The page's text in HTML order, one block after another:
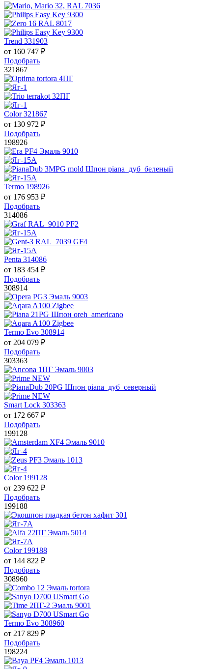
Trend 331903
от 160 747 ₽
Подобрать
321867
Color 321867
от 130 972 ₽
Подобрать
198926
Termo 198926
от 176 953 ₽
Подобрать
314086
Penta 314086
от 183 454 ₽
Подобрать
308914
Termo Evo 308914
от 204 079 ₽
Подобрать
303363
Smart Lock 303363
от 172 667 ₽
Подобрать
199128
Color 199128
от 239 622 ₽
Подобрать
199188
Color 199188
от 144 822 ₽
Подобрать
308960
Termo Evo 308960
от 217 829 ₽
Подобрать
198224